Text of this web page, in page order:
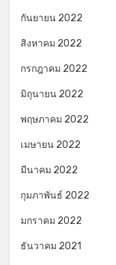
กันยายน 2022
สิงหาคม 2022
กรกฎาคม 2022
มิถุนายน 2022
พฤษภาคม 2022
เมษายน 2022
มีนาคม 2022
กุมภาพันธ์ 2022
มกราคม 2022
ธันวาคม 2021